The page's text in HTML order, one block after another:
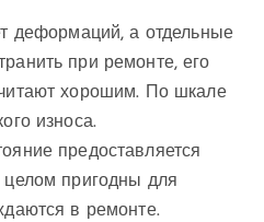
деформаций, а отдельные
при ремонте, его
хорошим. По шкале
износа.
предоставляется
пригодны для
в ремонте.